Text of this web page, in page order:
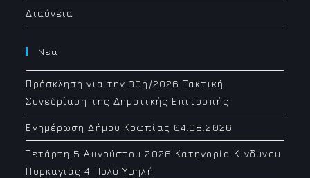
Διαύγεια
Νεα
Πρόσκληση για την 30η/2026 Τακτική
Συνεδρίαση της Δημοτικής Επιτροπής
Ενημέρωση Δήμου Κρωπίας 04.08.2026
Τετάρτη 5 Αυγούστου 2026 Κατηγορία Κινδύνου
Πυρκαγιάς 4 Πολύ Υψηλή